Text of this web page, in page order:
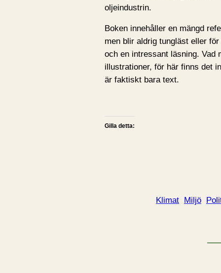
oljeindustrin.
Boken innehåller en mängd
men blir aldrig tungläst eller
och en intressant läsning. Vad
illustrationer, för här finns det
är faktiskt bara text.
Gilla detta:
Klimat Miljö